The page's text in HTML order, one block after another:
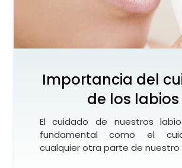
Importancia del
de los labios
El cuidado de nuestros
fundamental como el
cualquier otra parte de nuestro